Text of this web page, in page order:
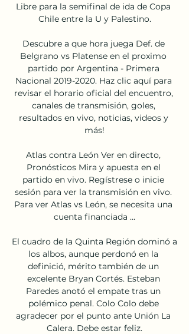
Libre para la semifinal de ida de Copa
Chile entre la U y Palestino.
Descubre a que hora juega Def. de
Belgrano vs Platense en el proximo
partido por Argentina - Primera
Nacional 2019-2020. Haz clic aquí para
revisar el horario oficial del encuentro,
canales de transmisión, goles,
resultados en vivo, noticias, videos y
más!
Atlas contra León Ver en directo,
Pronósticos Mira y apuesta en el
partido en vivo. Regístrese o inicie
sesión para ver la transmisión en vivo.
Para ver Atlas vs León, se necesita una
cuenta financiada ...
El cuadro de la Quinta Región dominó a
los albos, aunque perdonó en la
definició, mérito también de un
excelente Bryan Cortés. Esteban
Paredes anotó el empate tras un
polémico penal. Colo Colo debe
agradecer por el punto ante Unión La
Calera. Debe estar feliz.